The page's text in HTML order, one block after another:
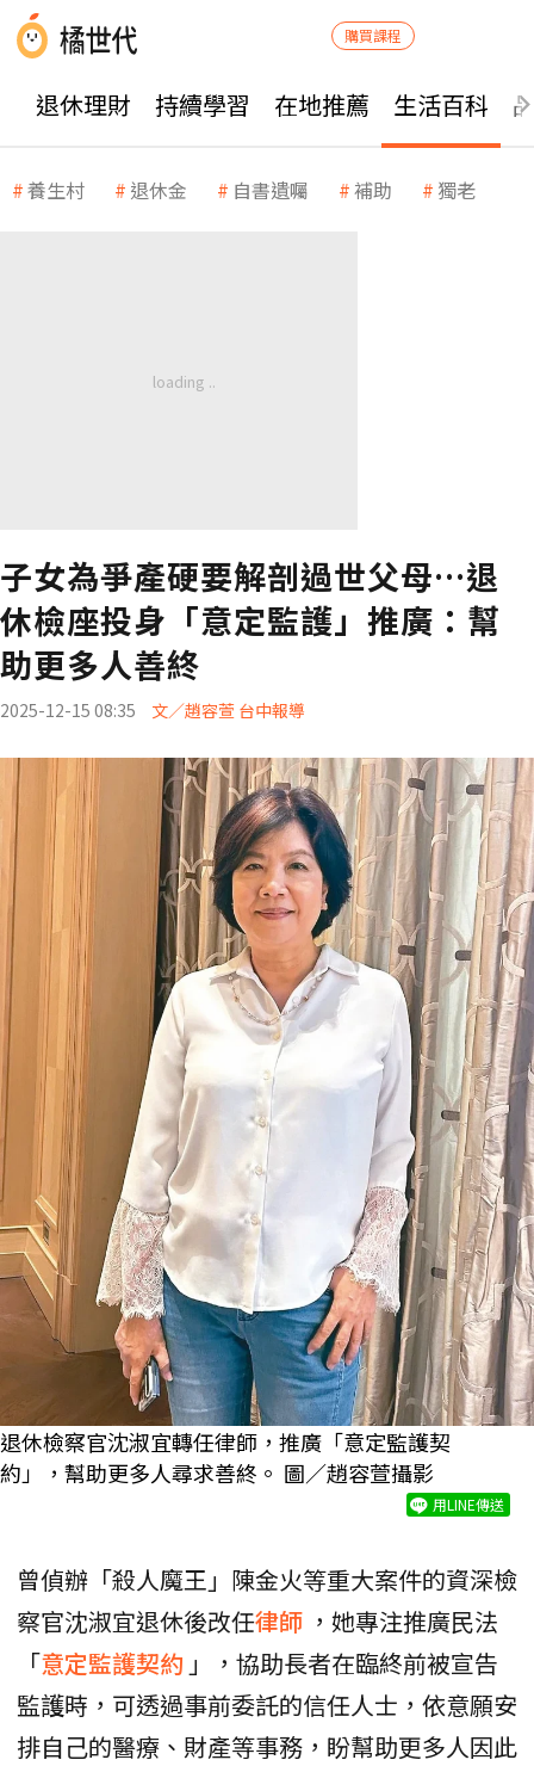
購買課程
退休理財 持續學習 在地推薦 生活百科
養生村 退休金 自書遺囑 補助 獨老
子女為爭產硬要解剖過世父母…退
休檢座投身「意定監護」推廣：幫
助更多人善終
2025-12-15 08:35 文／趙容萱 台中報導
退休檢察官沈淑宜轉任律師，推廣「意定監護契
約」，幫助更多人尋求善終。 圖／趙容萱攝影
用LINE傳送
曾偵辦「殺人魔王」陳金火等重大案件的資深檢
察官沈淑宜退休後改任律師 ，她專注推廣民法
「意定監護契約 」，協助長者在臨終前被宣告
監護時，可透過事前委託的信任人士，依意願安
排自己的醫療、財產等事務，盼幫助更多人因此